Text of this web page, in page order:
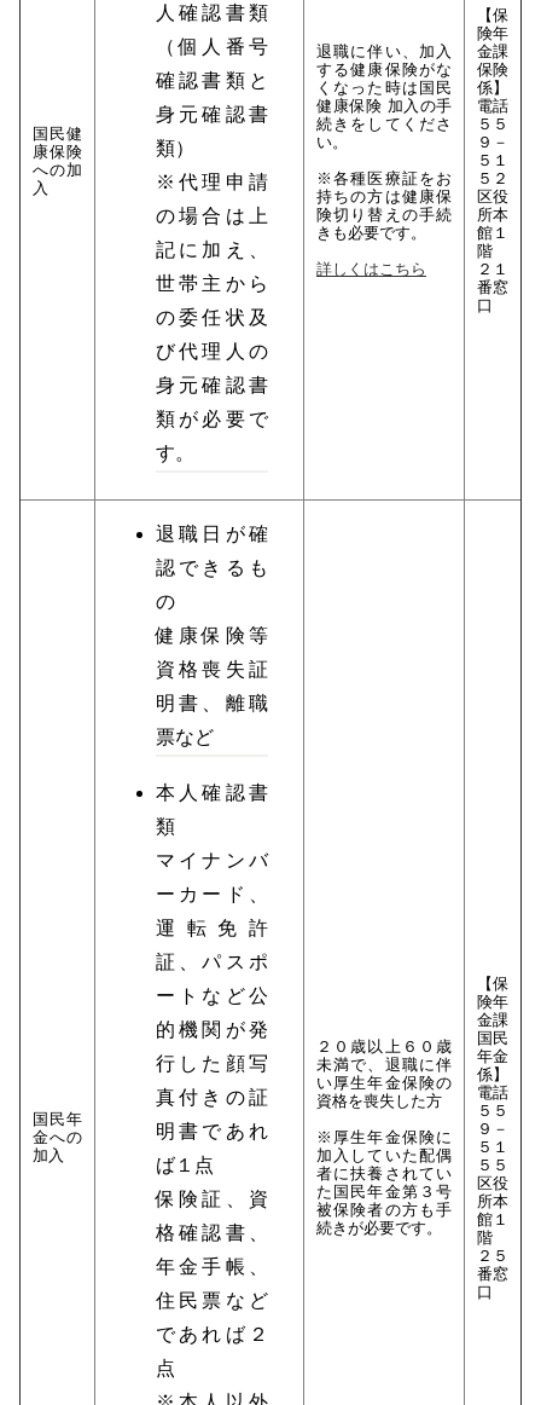
国民健
康保険
への加
入
人確認書類
（個人番号
確認書類と
身元確認書
類）
※代理申請
の場合は上
記に加え、
世帯主から
の委任状及
び代理人の
身元確認書
類が必要で
す。
退職に伴い、加入
する健康保険がな
くなった時は国民
健康保険 加入の手
続きをしてくださ
い。
※各種医療証をお
持ちの方は健康保
険切り替えの手続
きも必要です。
詳しくはこちら
【保
険年
金課
保険
係】
電話
５５
９－
５１
５２
区役
所本
館１
階
２１
番窓
口
国民年
金への
加入
退職日が確
認できるも
の
健康保険等
資格喪失証
明書、離職
票など
本人確認書
類
マイナンバ
ーカード、
運転免許
証、パスポ
ートなど公
的機関が発
行した顔写
真付きの証
明書であれ
ば１点
保険証、資
格確認書、
年金手帳、
住民票など
であれば２
点
２０歳以上６０歳
未満で、退職に伴
い厚生年金保険の
資格を喪失した方
※厚生年金保険に
加入していた配偶
者に扶養されてい
た国民年金第３号
被保険者の方も手
続きが必要です。
【保
険年
金課
国民
年金
係】
電話
５５
９－
５１
５５
区役
所本
館１
階
２５
番窓
口